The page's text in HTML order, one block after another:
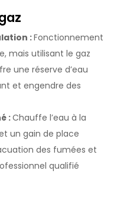
:Fonctionnement
mais utilisant le gaz
une réserve d’eau
et engendre des
:Chauffe l’eau à la
un gain de place
des fumées et
qualifié